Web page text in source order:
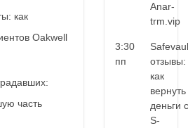
как
Oakwell
часть
Anar-
trm.vip
3:30
пп
отзывы:
как
вернуть
деньги с
S-